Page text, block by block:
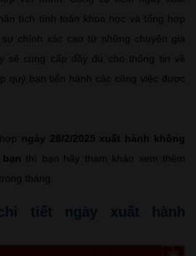
tích tính toán khoa học và tổng hợp
chính xác cao từ những chuyên gia
sẽ cung cấp đầy đủ cho thông tin về
quý bạn tiến hành các công việc được
ngày 28/2/2025 xuất hành không
thì bạn hãy tham khảo xem thêm
tháng.
tiết ngày xuất hành